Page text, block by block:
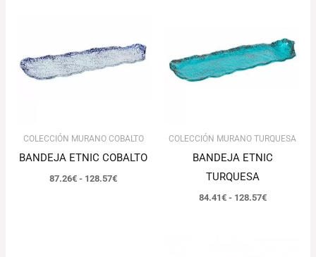
COLECCIÓN MURANO COBALTO
BANDEJA ETNIC COBALTO
87.26€ - 128.57€
87.26€
hasta
128.57€
COLECCIÓN MURANO TURQUESA
BANDEJA ETNIC
TURQUESA
84.41€ - 128.57€
84.41€
hasta
128.57€